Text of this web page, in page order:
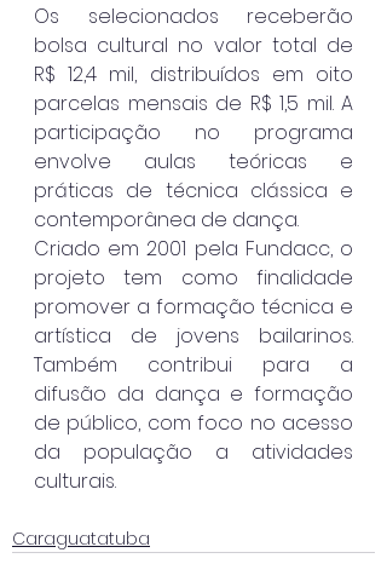
Os selecionados receberão
bolsa cultural no valor total de
R$ 12,4 mil, distribuídos em oito
parcelas mensais de R$ 1,5 mil. A
participação no programa
envolve aulas teóricas e
práticas de técnica clássica e
contemporânea de dança.
Criado em 2001 pela Fundacc, o
projeto tem como finalidade
promover a formação técnica e
artística de jovens bailarinos.
Também contribui para a
difusão da dança e formação
de público, com foco no acesso
da população a atividades
culturais.
Caraguatatuba